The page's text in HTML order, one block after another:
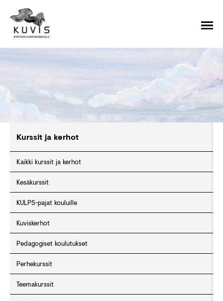
Kurssit ja kerhot
Kaikki kurssit ja kerhot
Kesäkurssit
KULPS-pajat kouluille
Kuviskerhot
Pedagogiset koulutukset
Perhekurssit
Teemakurssit